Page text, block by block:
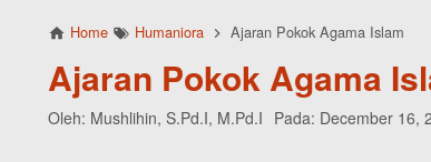
Home Humaniora Ajaran Pokok Agama Islam
Ajaran Pokok Agama
Oleh: Mushlihin, S.Pd.I, M.Pd.I Pada: December 16,